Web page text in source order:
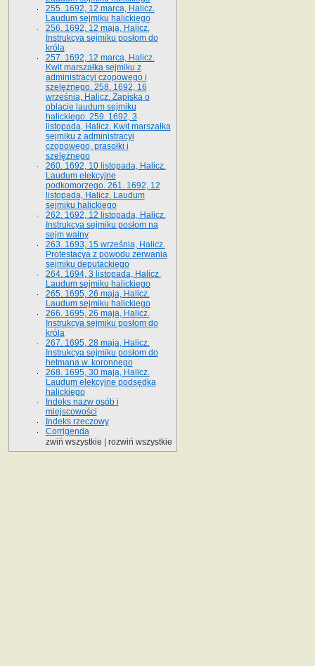
255. 1692, 12 marca, Halicz.
Laudum sejmiku halickiego
256. 1692, 12 maja, Halicz.
Instrukcya sejmiku posłom do
króla
257. 1692, 12 marca, Halicz.
Kwit marszałka sejmiku z
administracyi czopowego i
szelężnego. 258. 1692, 16
września, Halicz. Zapiska o
oblacie laudum sejmiku
halickiego. 259. 1692, 3
listopada, Halicz. Kwit marszałka
sejmiku z administracyi
czopowego, prasołki i
szelężnego
260. 1692, 10 listopada, Halicz.
Laudum elekcyjne
podkomorzego. 261. 1692, 12
listopada, Halicz. Laudum
sejmiku halickiego
262. 1692, 12 listopada, Halicz.
Instrukcya sejmiku posłom na
sejm walny
263. 1693, 15 września, Halicz.
Protestacya z powodu zerwania
sejmiku deputackiego
264. 1694, 3 listopada, Halicz.
Laudum sejmiku halickiego
265. 1695, 26 maja, Halicz.
Laudum sejmiku halickiego
266. 1695, 26 maja, Halicz.
Instrukcya sejmiku posłom do
króla
267. 1695, 28 maja, Halicz.
Instrukcya sejmiku posłom do
hetmana w. koronnego
268. 1695, 30 maja, Halicz.
Laudum elekcyjne podsędka
halickiego
Indeks nazw osób i
miejscowości
Indeks rzeczowy
Corrigenda
zwiń wszystkie
rozwiń wszystkie